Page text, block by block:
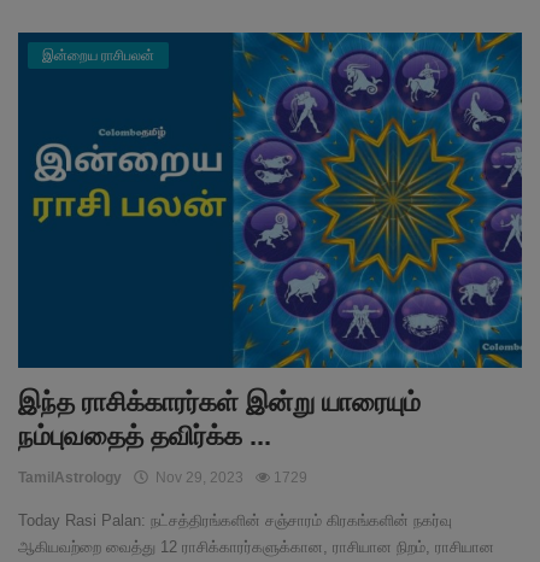
இன்றைய ராசிபலன்
இந்த ராசிக்காரர்கள் இன்று யாரையும்
நம்புவதைத் தவிர்க்க ...
TamilAstrology Nov 29, 2023 1729
Today Rasi Palan: நட்சத்திரங்களின் சஞ்சாரம் கிரகங்களின் நகர்வு
ஆகியவற்றை வைத்து 12 ராசிக்காரர்களுக்கான, ராசியான நிறம், ராசியான